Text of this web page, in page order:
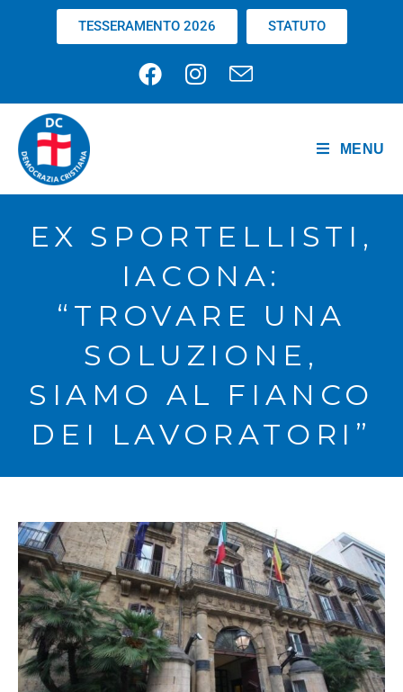
TESSERAMENTO 2026 STATUTO
MENU
EX SPORTELLISTI,
IACONA:
“TROVARE UNA
SOLUZIONE,
SIAMO AL FIANCO
DEI LAVORATORI”